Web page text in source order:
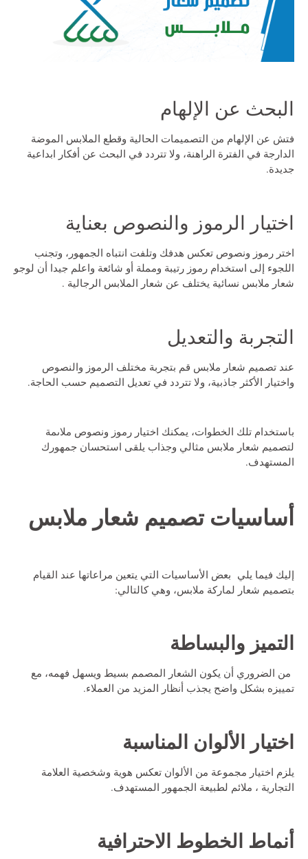
البحث عن الإلهام
فتش عن الإلهام من التصميمات الحالية وقطع الملابس الموضة
الدارجة في الفترة الراهنة، ولا تتردد في البحث عن أفكار ابداعية
جديدة.
اختيار الرموز والنصوص بعناية
اختر رموز ونصوص تعكس هدفك وتلفت انتباه الجمهور، وتجنب
اللجوء إلى استخدام رموز رتيبة ومملة أو شائعة واعلم جيدا أن لوجو
شعار ملابس نسائية يختلف عن شعار الملابس الرجالية .
التجربة والتعديل
عند تصميم شعار ملابس قم بتجربة مختلف الرموز والنصوص
واختيار الأكثر جاذبية، ولا تتردد في تعديل التصميم حسب الحاجة.
باستخدام تلك الخطوات، يمكنك اختيار رموز ونصوص ملاىمة
لتصميم شعار ملابس مثالي وجذاب يلقى استحسان جمهورك
المستهدف.
أساسيات تصميم شعار ملابس
إليك فيما يلي بعض الأساسيات التي يتعين مراعاتها عند القيام
بتصميم شعار لماركة ملابس، وهي كالتالي:
التميز والبساطة
من الضروري أن يكون الشعار المصمم بسيط ويسهل فهمه، مع
تمييزه بشكل واضح يجذب أنظار المزيد من العملاء.
اختيار الألوان المناسبة
يلزم اختيار مجموعة من الألوان تعكس هوية وشخصية العلامة
التجارية ، ملائم لطبيعة الجمهور المستهدف.
أنماط الخطوط الاحترافية